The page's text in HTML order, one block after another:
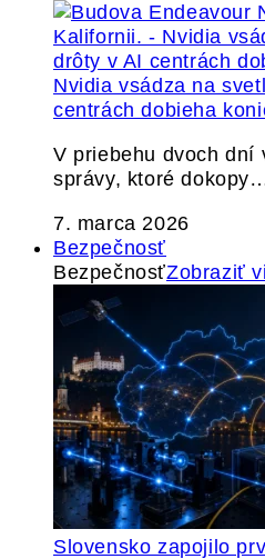
Nvidia vsádza na
centrách dobieha
V priebehu dvoch dní
správy, ktoré
7. marca 2026
Bezpečnosť
BezpečnosťZobraziť
Slovensko zapojilo